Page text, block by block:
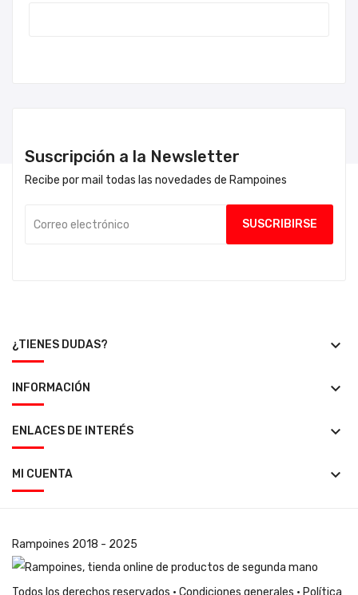
Suscripción a la Newsletter
Recibe por mail todas las novedades de Rampoines
¿TIENES DUDAS? keyboard_arrow_down
INFORMACIÓN keyboard_arrow_down
ENLACES DE INTERÉS keyboard_arrow_down
MI CUENTA keyboard_arrow_down
Rampoines 2018 - 2025
Todos los derechos reservados · Condiciones generales · Política